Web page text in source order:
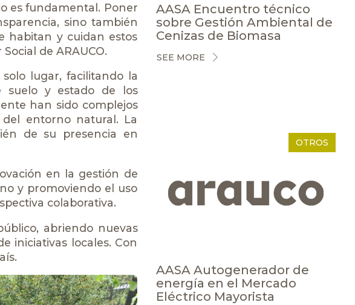
es fundamental. Poner
sino también
habitan y cuidan estos
de ARAUCO.
lugar, facilitando la
suelo y estado de los
han sido complejos
entorno natural. La
de su presencia en
en la gestión de
y promoviendo el uso
colaborativa.
abriendo nuevas
iniciativas locales. Con
AASA Encuentro técnico
sobre Gestión Ambiental de
Cenizas de Biomasa
SEE MORE
OTROS
AASA Autogenerador de
energía en el Mercado
Eléctrico Mayorista